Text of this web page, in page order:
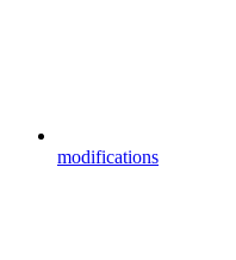
modifications